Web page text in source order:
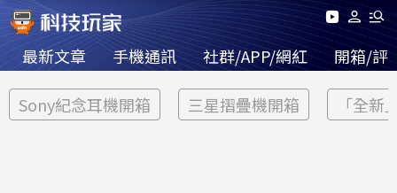
最新文章 手機通訊 社群/APP/網紅 開箱/評
Sony紀念耳機開箱 三星摺疊機開箱 「全新